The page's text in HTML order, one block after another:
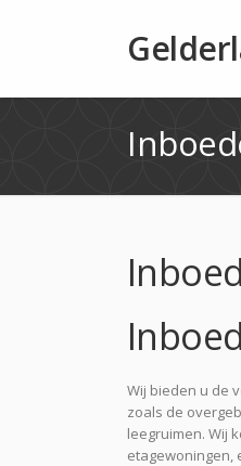
Wij bieden u de
zoals de
leegruimen. Wij
etagewoningen,